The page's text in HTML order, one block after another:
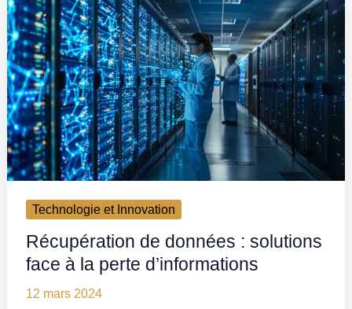
Technologie et Innovation
Récupération de données : solutions
face à la perte d’informations
12 mars 2024